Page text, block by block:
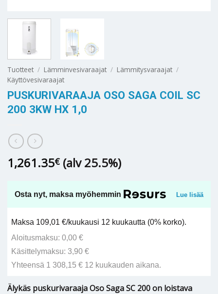
Tuotteet / Lämminvesivaraajat / Lämmitysvaraajat /
Käyttövesivaraajat
PUSKURIVARAAJA OSO SAGA COIL SC
200 3KW HX 1,0
1,261.35€ (alv 25.5%)
Osta nyt, maksa myöhemmin Lue lisää
Maksa 109,01 €/kuukausi 12 kuukautta (0% korko).
Aloitusmaksu: 0,00 €
Käsittelymaksu: 3,90 €
Yhteensä 1 308,15 € 12 kuukauden aikana.
Älykäs puskurivaraaja Oso Saga SC 200 on loistava